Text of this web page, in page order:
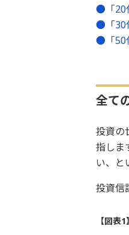
●「20
●「30
●「50
全て
投資の
指しま
い、と
投資信
【図表